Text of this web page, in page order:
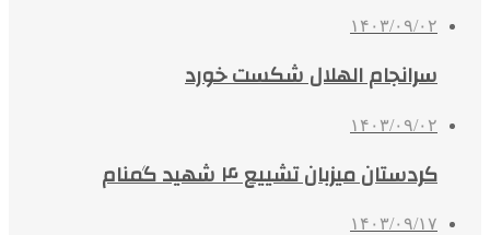
۱۴۰۳/۰۹/۰۲
سرانجام الهلال شکست خورد
۱۴۰۳/۰۹/۰۲
کردستان میزبان تشییع ۴ شهید گمنام
۱۴۰۳/۰۹/۱۷